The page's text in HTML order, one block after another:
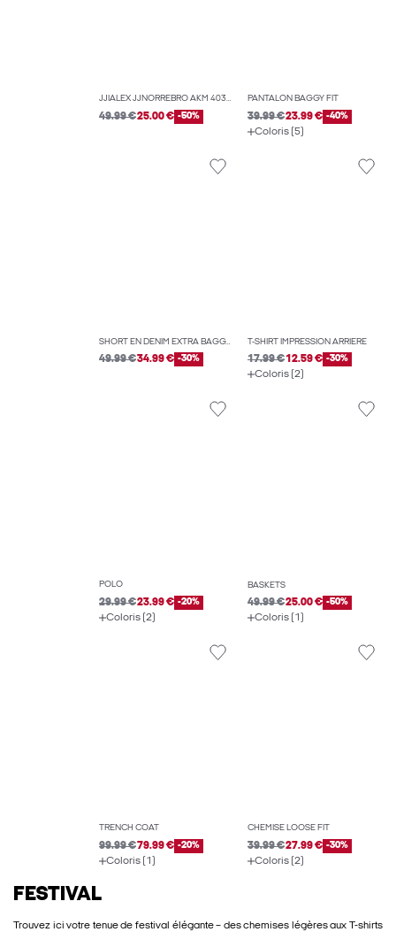
JJIALEX JJNORREBRO AKM 403 JEAN BAGGY FIT
49.99 €25.00 € -50%
PANTALON BAGGY FIT
39.99 €23.99 € -40%
Coloris (5)
SHORT EN DENIM EXTRA BAGGY FIT
49.99 €34.99 € -30%
T-SHIRT IMPRESSION ARRIÈRE
17.99 €12.59 € -30%
Coloris (2)
POLO
29.99 €23.99 € -20%
Coloris (2)
BASKETS
49.99 €25.00 € -50%
Coloris (1)
TRENCH COAT
99.99 €79.99 € -20%
Coloris (1)
CHEMISE LOOSE FIT
39.99 €27.99 € -30%
Coloris (2)
FESTIVAL
Trouvez ici votre tenue de festival élégante – des chemises légères aux T-shirts